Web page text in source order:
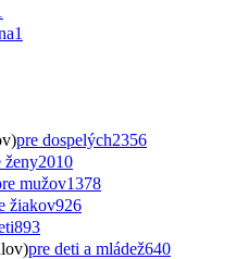
1
pre dospelých2356
ženy2010
mužov1378
žiakov926
893
pre deti a mládež640